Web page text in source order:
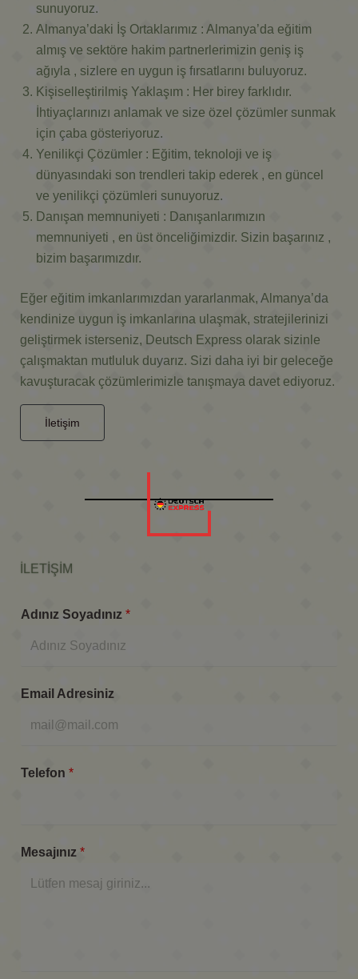
sunuyoruz.
Almanya’daki İş Ortaklarımız : Almanya’da eğitim
almış ve sektöre hakim partnerlerimizin geniş iş
ağıyla , sizlere en uygun iş fırsatlarını buluyoruz.
Kişiselleştirilmiş Yaklaşım : Her birey farklıdır.
İhtiyaçlarınızı anlamak ve size özel çözümler sunmak
için çaba gösteriyoruz.
Yenilikçi Çözümler : Eğitim, teknoloji ve iş
dünyasındaki son trendleri takip ederek , en güncel
ve yenilikçi çözümleri sunuyoruz.
Danışan memnuniyeti : Danışanlarımızın
memnuniyeti , en üst önceliğimizdir. Sizin başarınız ,
bizim başarımızdır.
Eğer eğitim imkanlarımızdan yararlanmak, Almanya’da
kendinize uygun iş imkanlarına ulaşmak, stratejilerinizi
geliştirmek isterseniz, Deutsch Express olarak sizinle
çalışmaktan mutluluk duyarız. Sizi daha iyi bir geleceğe
kavuşturacak çözümlerimizle tanışmaya davet ediyoruz.
İletişim
İLETİŞİM
Adınız Soyadınız *
Email Adresiniz
Telefon *
Mesajınız *